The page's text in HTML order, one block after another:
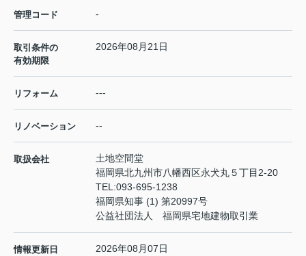
管理コード -
取引条件の
有効期限
2026年08月21日
リフォーム ---
リノベーション --
取扱会社
土地空間堂
福岡県北九州市八幡西区永犬丸５丁目2-20
TEL:093-695-1238
福岡県知事 (1) 第20997号
公益社団法人 福岡県宅地建物取引業
情報更新日 2026年08月07日